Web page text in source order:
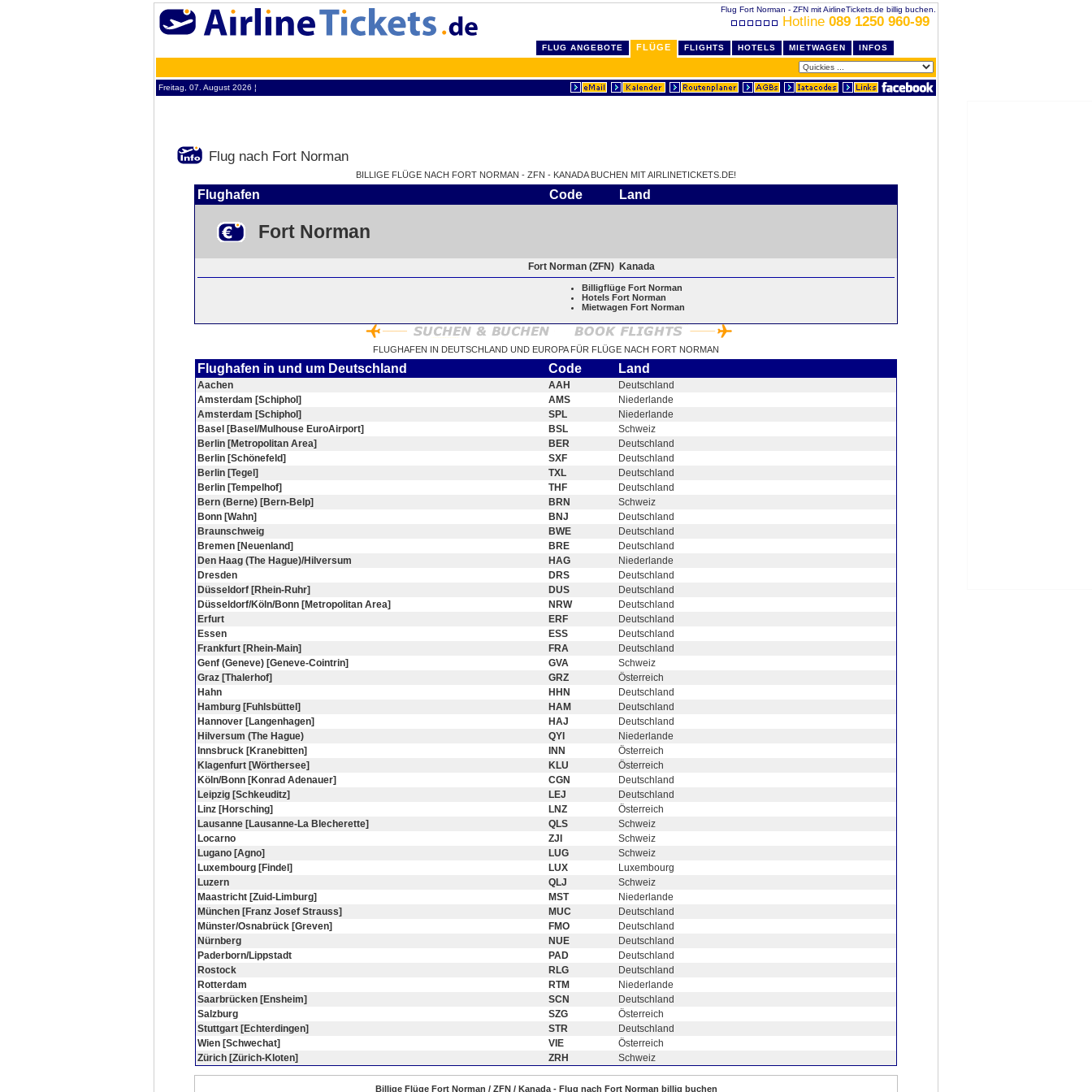
Flug Fort Norman - ZFN mit AirlineTickets.de billig buchen.
Hotline 089 1250 960-99
FLUG ANGEBOTE FLÜGE FLIGHTS HOTELS MIETWAGEN INFOS
Freitag, 07. August 2026 ¦
Flug nach Fort Norman
BILLIGE FLÜGE NACH FORT NORMAN - ZFN - KANADA BUCHEN MIT AIRLINETICKETS.DE!
Flughafen Code Land
Fort Norman
Fort Norman (ZFN) Kanada
Billigflüge Fort Norman
Hotels Fort Norman
Mietwagen Fort Norman
FLUGHAFEN IN DEUTSCHLAND UND EUROPA FÜR FLÜGE NACH FORT NORMAN
Flughafen in und um Deutschland Code Land
Aachen AAH
Deutschland
Amsterdam [Schiphol]
AMS
Niederlande
Amsterdam [Schiphol]
SPL
Niederlande
Basel [Basel/Mulhouse EuroAirport]
BSL
Schweiz
Berlin [Metropolitan Area]
BER
Deutschland
Berlin [Schönefeld]
SXF
Deutschland
Berlin [Tegel]
TXL
Deutschland
Berlin [Tempelhof]
THF
Deutschland
Bern (Berne) [Bern-Belp]
BRN
Schweiz
Bonn [Wahn]
BNJ
Deutschland
Braunschweig
BWE
Deutschland
Bremen [Neuenland]
BRE
Deutschland
Den Haag (The Hague)/Hilversum
HAG
Niederlande
Dresden
DRS
Deutschland
Düsseldorf [Rhein-Ruhr]
DUS
Deutschland
Düsseldorf/Köln/Bonn [Metropolitan Area]
NRW
Deutschland
Erfurt
ERF
Deutschland
Essen
ESS
Deutschland
Frankfurt [Rhein-Main]
FRA
Deutschland
Genf (Geneve) [Geneve-Cointrin]
GVA
Schweiz
Graz [Thalerhof]
GRZ
Österreich
Hahn
HHN
Deutschland
Hamburg [Fuhlsbüttel]
HAM
Deutschland
Hannover [Langenhagen]
HAJ
Deutschland
Hilversum (The Hague)
QYI
Niederlande
Innsbruck [Kranebitten]
INN
Österreich
Klagenfurt [Wörthersee]
KLU
Österreich
Köln/Bonn [Konrad Adenauer]
CGN
Deutschland
Leipzig [Schkeuditz]
LEJ
Deutschland
Linz [Horsching]
LNZ
Österreich
Lausanne [Lausanne-La Blecherette]
QLS
Schweiz
Locarno
ZJI
Schweiz
Lugano [Agno]
LUG
Schweiz
Luxembourg [Findel]
LUX
Luxembourg
Luzern
QLJ
Schweiz
Maastricht [Zuid-Limburg]
MST
Niederlande
München [Franz Josef Strauss]
MUC
Deutschland
Münster/Osnabrück [Greven]
FMO
Deutschland
Nürnberg
NUE
Deutschland
Paderborn/Lippstadt
PAD
Deutschland
Rostock
RLG
Deutschland
Rotterdam
RTM
Niederlande
Saarbrücken [Ensheim]
SCN
Deutschland
Salzburg
SZG
Österreich
Stuttgart [Echterdingen]
STR
Deutschland
Wien [Schwechat]
VIE
Österreich
Zürich [Zürich-Kloten]
ZRH Schweiz
Billige Flüge Fort Norman / ZFN / Kanada - Flug nach Fort Norman billig buchen